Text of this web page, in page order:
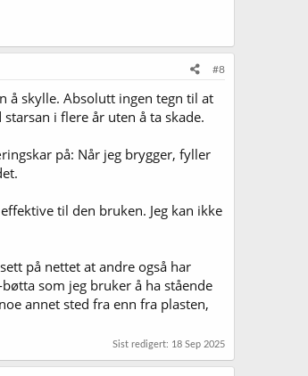
#8
å skylle. Absolutt ingen tegn til at
i flere år uten å ta skade.
på: Når jeg brygger, fyller
til den bruken. Jeg kan ikke
på nettet at andre også har
som jeg bruker å ha stående
annet sted fra enn fra plasten,
Sist redigert: 18 Sep 2025